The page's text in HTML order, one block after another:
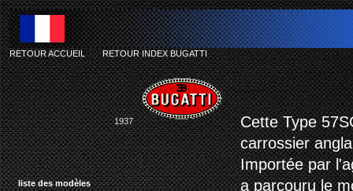
liste des modèles
RETOUR ACCUEIL-RETOUR INDEX BUGATTI
1937
Cette Type
carrossier
Importée par
a parcouru le